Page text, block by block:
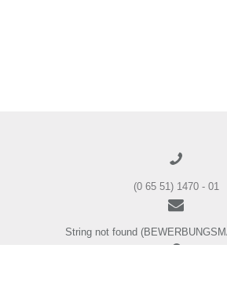
(0 65 51) 1470 - 01
String not found